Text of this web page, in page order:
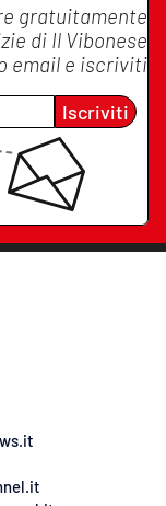
gratuitamente
di Il Vibonese
email e iscriviti
Iscriviti